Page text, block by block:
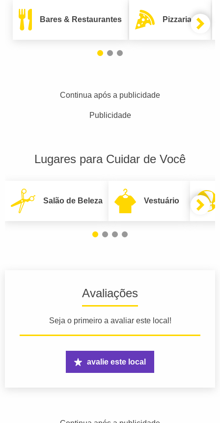
Bares & Restaurantes Pizzarias
Continua após a publicidade
Publicidade
Lugares para Cuidar de Você
Salão de Beleza Vestuário
Avaliações
Seja o primeiro a avaliar este local!
avalie este local